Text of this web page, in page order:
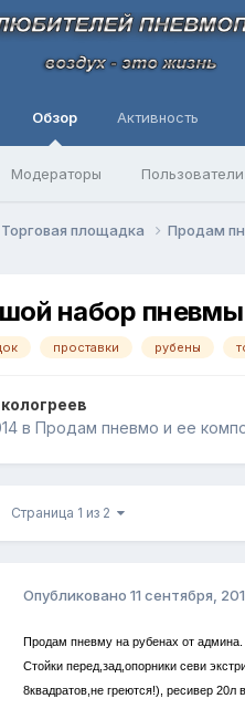
Обзор
Модераторы
Активность
Торговая площадка Продам
набор
проставки рубены
в Продам пневмо и ее
Страница 1 из 2
Опубликовано 11 сентября,
Продам пневму на рубенах от админа.
Стойки перед,зад,опорники севи
8квадратов,не греются!), ресивер 20л